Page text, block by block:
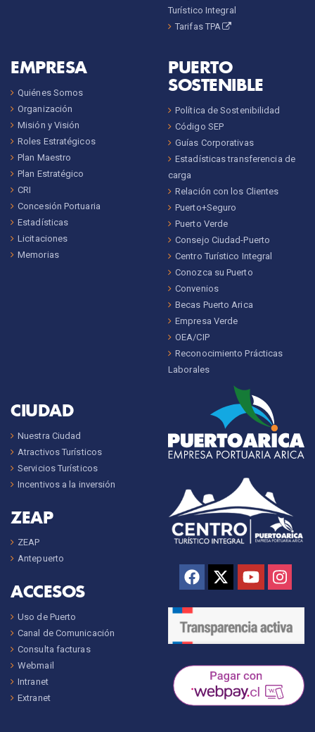
Turístico Integral
Tarifas TPA
EMPRESA
Quiénes Somos
Organización
Misión y Visión
Roles Estratégicos
Plan Maestro
Plan Estratégico
CRI
Concesión Portuaria
Estadísticas
Licitaciones
Memorias
PUERTO
SOSTENIBLE
Política de Sostenibilidad
Código SEP
Guías Corporativas
Estadísticas transferencia de
carga
Relación con los Clientes
Puerto+Seguro
Puerto Verde
Consejo Ciudad-Puerto
Centro Turístico Integral
Conozca su Puerto
Convenios
Becas Puerto Arica
Empresa Verde
OEA/CIP
Reconocimiento Prácticas
Laborales
CIUDAD
Nuestra Ciudad
Atractivos Turísticos
Servicios Turísticos
Incentivos a la inversión
ZEAP
ZEAP
Antepuerto
ACCESOS
Uso de Puerto
Canal de Comunicación
Consulta facturas
Webmail
Intranet
Extranet